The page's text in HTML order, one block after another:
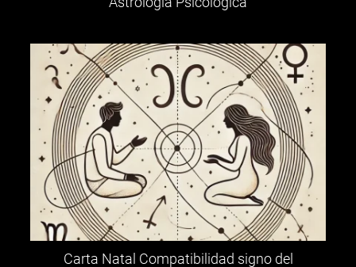
Carta Natal Compatibilidad signo del